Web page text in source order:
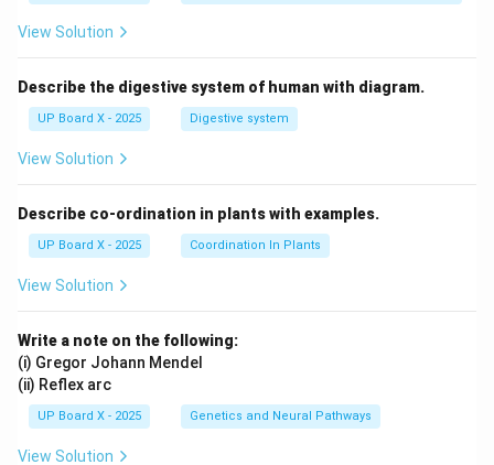
View Solution
Describe the digestive system of human with diagram.
UP Board X - 2025 Digestive system
View Solution
Describe co-ordination in plants with examples.
UP Board X - 2025 Coordination In Plants
View Solution
Write a note on the following:
(i) Gregor Johann Mendel
(ii) Reflex arc
UP Board X - 2025 Genetics and Neural Pathways
View Solution